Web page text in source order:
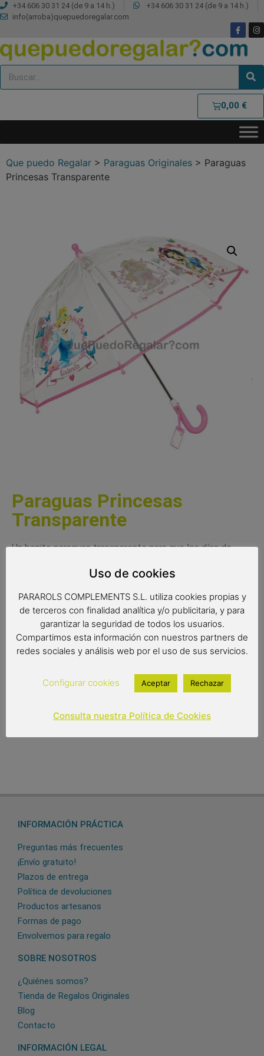
+34 606 30 31 24 (de 9 a 14 h.)
+34 606 30 31 24 (de 9 a 14 h.)
info(arroba)quepuedoregalar.com
0,00 €
Que puedo Regalar > Paraguas Originales > Paraguas
Princesas Transparente
Paraguas Princesas
Transparente
Un bonito paraguas transparente para que los días de
Radio: 42 cm.
Diámetro: 70 cm.
Largo: 59 cm.
7,90€
Out of stock
INFORMACIÓN PRÁCTICA
Preguntas más frecuentes
¡Envío gratuito!
Plazos de entrega
Política de devoluciones
Productos artesanos
Formas de pago
Envolvemos para regalo
SOBRE NOSOTROS
¿Quiénes somos?
Tienda de Regalos Originales
Blog
Contacto
INFORMACIÓN LEGAL
Uso de cookies
PARAROLS COMPLEMENTS S.L. utiliza cookies propias y
de terceros con finalidad analítica y/o publicitaria, y para
garantizar la seguridad de todos los usuarios.
Compartimos esta información con nuestros partners de
redes sociales y análisis web por el uso de sus servicios.
Configurar cookies Aceptar Rechazar
Consulta nuestra Política de Cookies